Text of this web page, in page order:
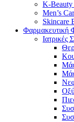
K-
Men’s
Skincare
Φαρμακευτική
Ιατρικές